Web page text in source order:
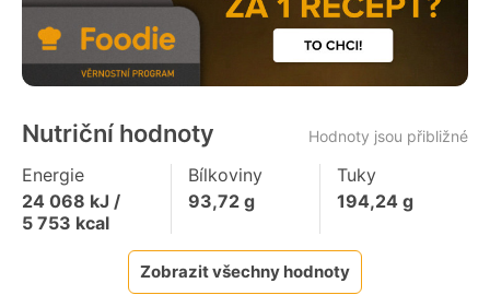
Nutriční hodnoty Hodnoty jsou přibližné
Energie
24 068 kJ /
5 753 kcal
Bílkoviny
93,72g
Tuky
194,24 g
Zobrazit všechny hodnoty